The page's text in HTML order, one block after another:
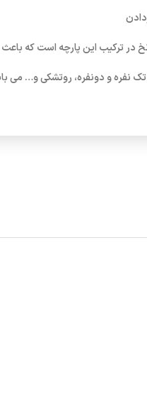
در ترکیب این پارچه است که
نفره و دونفره، روتشکی و… می